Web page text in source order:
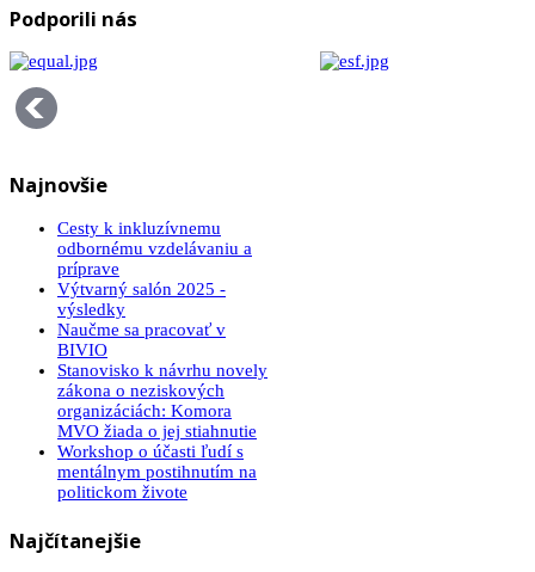
Podporili nás
Najnovšie
Cesty k inkluzívnemu
odbornému vzdelávaniu a
príprave
Výtvarný salón 2025 -
výsledky
Naučme sa pracovať v
BIVIO
Stanovisko k návrhu novely
zákona o neziskových
organizáciách: Komora
MVO žiada o jej stiahnutie
Workshop o účasti ľudí s
mentálnym postihnutím na
politickom živote
Najčítanejšie